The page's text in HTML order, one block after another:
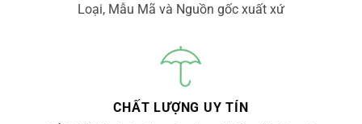
Loại, Mẫu Mã và Nguồn gốc xuất xứ
CHẤT LƯỢNG UY TÍN